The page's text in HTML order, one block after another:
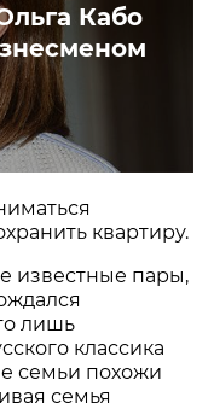
Кабо
квартиру.
известные пары,
лишь
классика
семьи похожи
семья